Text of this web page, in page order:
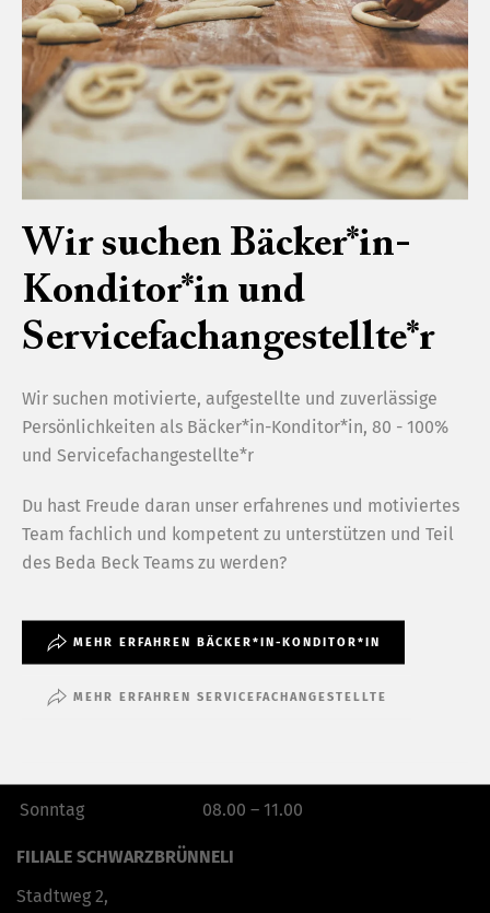
kleine Würmchen…[/vc_column_text][/vc_column]
[/vc_row][vc_row][vc_column][vc_single_image
image=»3474″ img_size=»full»][/vc_column][/vc_row]
[vc_row][vc_column][vc_column_text]Mmmmh, mit
Schlagrahm, Meringues und ein bisschen Kirsch?
Wir bringen die feine Vermicelles in Törtchen unter, oder
etwas für ihr Weihnachtsfest?[/vc_column_text]
ZURÜCK WEITER
BEDABECK
HAUPTGESCHÄFT & PRODUKTION
Diessenhoferstrasse 6,
+41 52 657 11 73|info@bedabeck.ch
Öffnungszeiten
Sonntag
08.00 – 11.00
FILIALE SCHWARZBRÜNNELI
Stadtweg 2,
Wir suchen Bäcker*in-
Konditor*in und
Servicefachangestellte*r
Wir suchen motivierte, aufgestellte und zuverlässige
Persönlichkeiten als Bäcker*in-Konditor*in, 80 - 100%
und Servicefachangestellte*r
Du hast Freude daran unser erfahrenes und motiviertes
Team fachlich und kompetent zu unterstützen und Teil
des Beda Beck Teams zu werden?
MEHR ERFAHREN BÄCKER*IN-KONDITOR*IN
MEHR ERFAHREN SERVICEFACHANGESTELLTE